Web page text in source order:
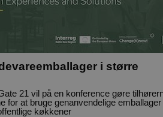
i større
21 vil på en konference gøre
for at bruge genanvendelige emballager
køkkener